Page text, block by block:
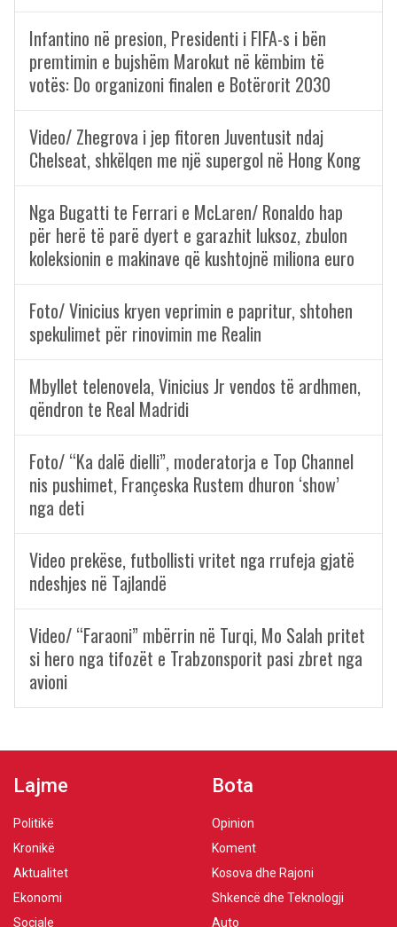
Infantino në presion, Presidenti i FIFA-s i bën
premtimin e bujshëm Marokut në këmbim të
votës: Do organizoni finalen e Botërorit 2030
Video/ Zhegrova i jep fitoren Juventusit ndaj
Chelseat, shkëlqen me një supergol në Hong Kong
Nga Bugatti te Ferrari e McLaren/ Ronaldo hap
për herë të parë dyert e garazhit luksoz, zbulon
koleksionin e makinave që kushtojnë miliona euro
Foto/ Vinicius kryen veprimin e papritur, shtohen
spekulimet për rinovimin me Realin
Mbyllet telenovela, Vinicius Jr vendos të ardhmen,
qëndron te Real Madridi
Foto/ “Ka dalë dielli”, moderatorja e Top Channel
nis pushimet, Françeska Rustem dhuron ‘show’
nga deti
Video prekëse, futbollisti vritet nga rrufeja gjatë
ndeshjes në Tajlandë
Video/ “Faraoni” mbërrin në Turqi, Mo Salah pritet
si hero nga tifozët e Trabzonsporit pasi zbret nga
avioni
Lajme
Politikë
Kronikë
Aktualitet
Ekonomi
Sociale
Bota
Opinion
Koment
Kosova dhe Rajoni
Shkencë dhe Teknologji
Auto